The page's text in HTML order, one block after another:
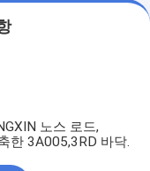
노스 로드,
한 3A005,3RD 바닥.